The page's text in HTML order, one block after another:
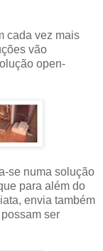
cada vez mais
vão
open-
se numa solução
para além do
envia também
ser